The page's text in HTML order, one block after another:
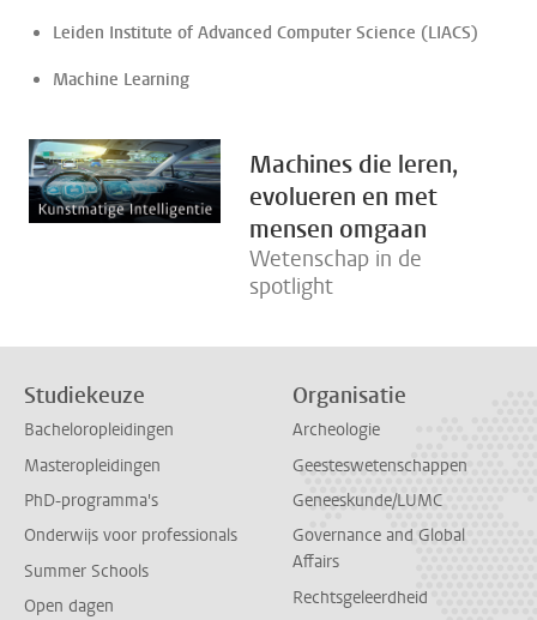
Leiden Institute of Advanced Computer Science (LIACS)
Machine Learning
Machines die leren,
evolueren en met
mensen omgaan
Wetenschap in de
spotlight
Studiekeuze
Bacheloropleidingen
Masteropleidingen
PhD-programma's
Onderwijs voor professionals
Summer Schools
Open dagen
Organisatie
Archeologie
Geesteswetenschappen
Geneeskunde/LUMC
Governance and Global
Affairs
Rechtsgeleerdheid